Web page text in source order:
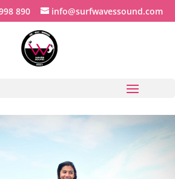
890 info@surfwavessound.com